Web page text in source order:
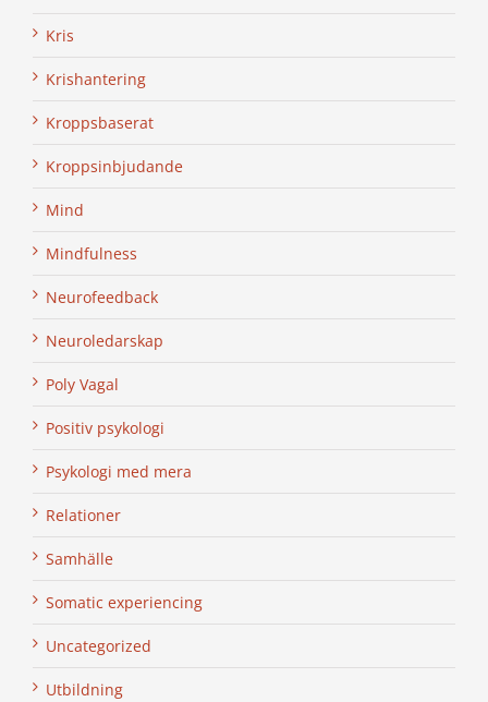
Kris
Krishantering
Kroppsbaserat
Kroppsinbjudande
Mind
Mindfulness
Neurofeedback
Neuroledarskap
Poly Vagal
Positiv psykologi
Psykologi med mera
Relationer
Samhälle
Somatic experiencing
Uncategorized
Utbildning